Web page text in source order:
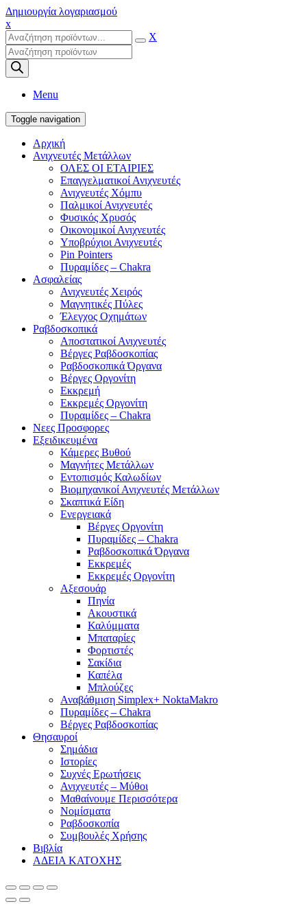
Δημιουργία λογαριασμού
x
X
Products
search
Menu
Toggle navigation
Αρχική
Ανιχνευτές Μετάλλων
ΟΛΕΣ ΟΙ ΕΤΑΙΡΙΕΣ
Επαγγελματικοί Ανιχνευτές
Ανιχνευτές Χόμπυ
Παλμικοί Ανιχνευτές
Φυσικός Χρυσός
Οικονομικοί Ανιχνευτές
Υποβρύχιοι Ανιχνευτές
Pin Pointers
Πυραμίδες – Chakra
Ασφαλείας
Ανιχνευτές Χειρός
Μαγνητικές Πύλες
Έλεγχος Οχημάτων
Ραβδοσκοπικά
Αποστατικοί Ανιχνευτές
Βέργες Ραβδοσκοπίας
Ραβδοσκοπικά Όργανα
Βέργες Οργονίτη
Εκκρεμή
Εκκρεμές Οργονίτη
Πυραμίδες – Chakra
Νεες Προσφορες
Εξειδικευμένα
Κάμερες Βυθού
Μαγνήτες Μετάλλων
Εντοπισμός Καλωδίων
Βιομηχανικοί Ανιχνευτές Μετάλλων
Σκαπτικά Είδη
Ενεργειακά
Βέργες Οργονίτη
Πυραμίδες – Chakra
Ραβδοσκοπικά Όργανα
Εκκρεμές
Εκκρεμές Οργονίτη
Αξεσουάρ
Πηνία
Ακουστικά
Καλύμματα
Μπαταρίες
Φορτιστές
Σακίδια
Καπέλα
Μπλούζες
Αναβάθμιση Simplex+ NoktaMakro
Πυραμίδες – Chakra
Βέργες Ραβδοσκοπίας
Θησαυροί
Σημάδια
Ιστορίες
Συχνές Ερωτήσεις
Ανιχνευτές – Μύθοι
Μαθαίνουμε Περισσότερα
Νομίσματα
Ραβδοσκοπία
Συμβουλές Χρήσης
Βιβλία
ΑΔΕΙΑ ΚΑΤΟΧΗΣ